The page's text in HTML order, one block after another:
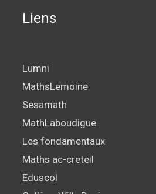
Liens
Lumni
MathsLemoine
Sesamath
MathLaboudigue
Les fondamentaux
Maths ac-creteil
Eduscol